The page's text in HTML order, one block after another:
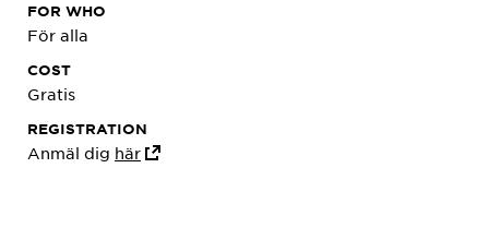
FOR WHO
För alla
COST
Gratis
REGISTRATION
Anmäl dig här